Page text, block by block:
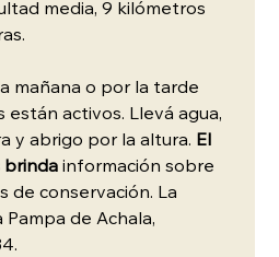
media, 9 kilómetros
mañana o por la tarde
están activos. Llevá agua,
y abrigo por la altura. El
brinda información sobre
de conservación. La
de Achala,